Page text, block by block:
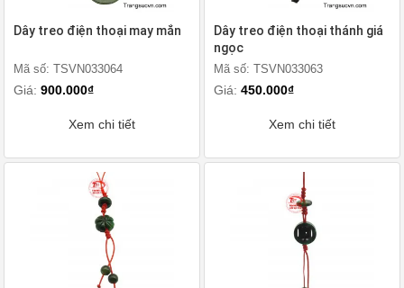
Dây treo điện thoại may mắn
Mã số: TSVN033064
Giá: 900.000₫
Xem chi tiết
Dây treo điện thoại thánh giá
ngọc
Mã số: TSVN033063
Giá: 450.000₫
Xem chi tiết